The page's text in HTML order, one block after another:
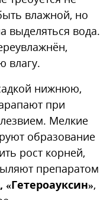
влажной, но
выделяться вода.
влагу.
нижнюю,
при
Мелкие
образование
рост корней,
препаратом
,